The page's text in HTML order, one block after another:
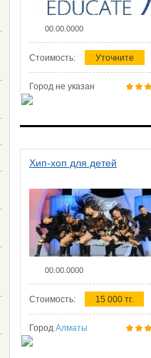
00.00.0000
Стоимость: Уточните
Город не указан
Хип-хоп для детей
00.00.0000
Стоимость: 15 000 тг.
Город Алматы